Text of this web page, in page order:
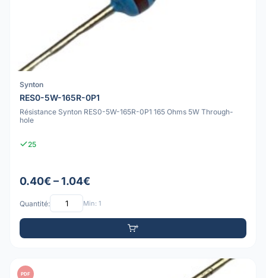
Synton
RES0-5W-165R-0P1
Résistance Synton RES0-5W-165R-0P1 165 Ohms 5W Through-
hole
25
0.40€ – 1.04€
Quantité: Min: 1
PDF